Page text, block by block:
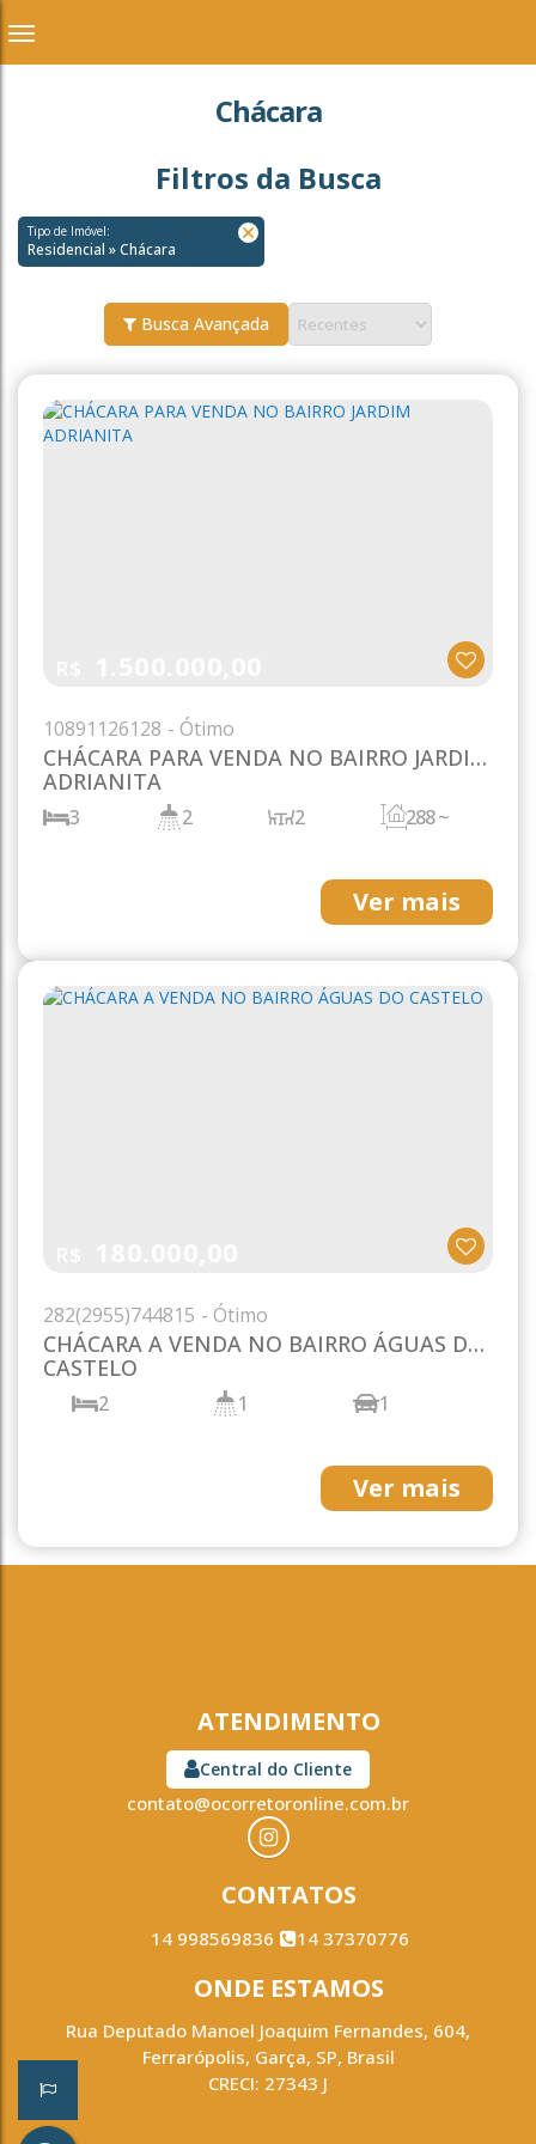
Chácara
Filtros da Busca
Tipo de Imóvel:
Residencial » Chácara
Busca Avançada
CHÁCARA PARA VENDA NO BAIRRO JARDIM
ADRIANITA
10891126128
3 2 2
288 ~
28787m²
Ver mais
CHÁCARA A VENDA NO BAIRRO ÁGUAS DO
CASTELO
282(2955)744815
2 1 1
Ver mais
ATENDIMENTO
Central do Cliente
contato@ocorretoronline.com.br
CONTATOS
14 998569836 14 37370776
ONDE ESTAMOS
Rua Deputado Manoel Joaquim Fernandes, 604,
Ferrarópolis, Garça, SP, Brasil
CRECI: 27343 J